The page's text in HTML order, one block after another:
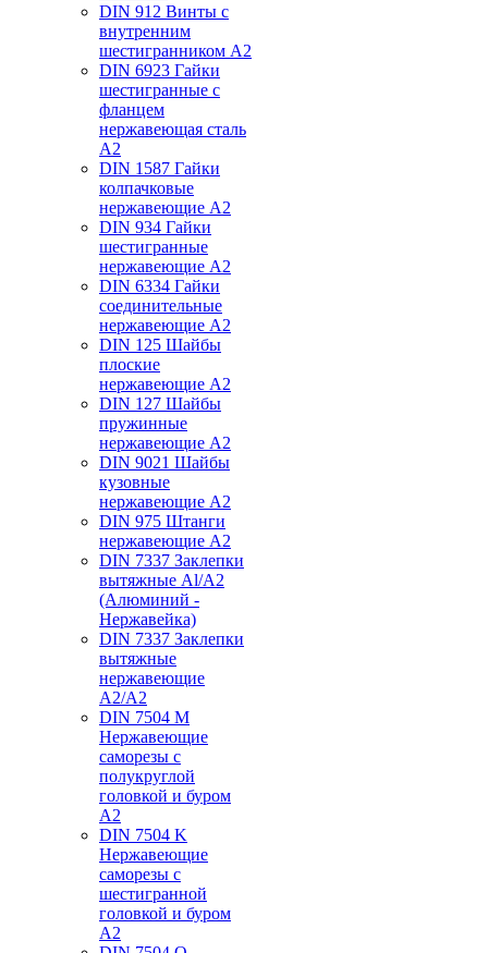
DIN 912 Винты с
внутренним
шестигранником А2
DIN 6923 Гайки
шестигранные с
фланцем
нержавеющая сталь
А2
DIN 1587 Гайки
колпачковые
нержавеющие А2
DIN 934 Гайки
шестигранные
нержавеющие А2
DIN 6334 Гайки
соединительные
нержавеющие А2
DIN 125 Шайбы
плоские
нержавеющие А2
DIN 127 Шайбы
пружинные
нержавеющие А2
DIN 9021 Шайбы
кузовные
нержавеющие А2
DIN 975 Штанги
нержавеющие А2
DIN 7337 Заклепки
вытяжные Al/A2
(Алюминий -
Нержавейка)
DIN 7337 Заклепки
вытяжные
нержавеющие
A2/A2
DIN 7504 M
Нержавеющие
саморезы с
полукруглой
головкой и буром
А2
DIN 7504 K
Нержавеющие
саморезы с
шестигранной
головкой и буром
А2